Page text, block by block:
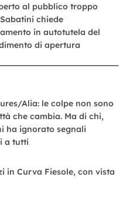
al pubblico troppo
chiede
in autotutela del
di apertura
Alia: le colpe non sono
che cambia. Ma di chi,
ha ignorato segnali
a tutti
in Curva Fiesole, con vista